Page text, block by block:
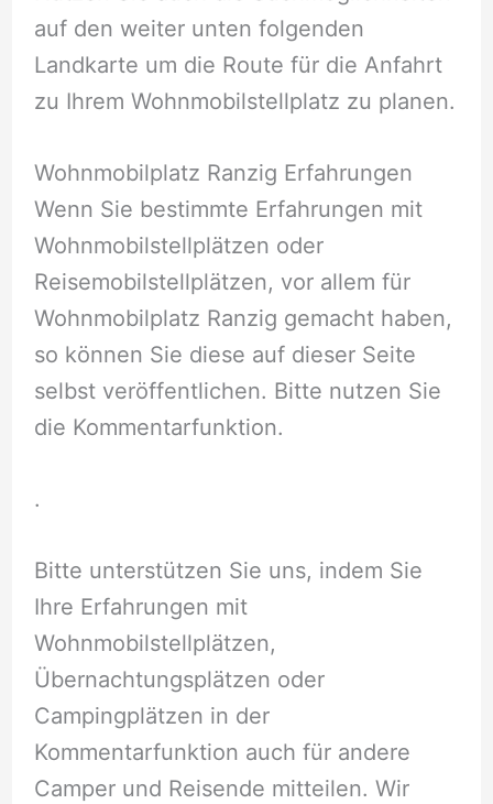
auf den weiter unten folgenden
Landkarte um die Route für die Anfahrt
zu Ihrem Wohnmobilstellplatz zu planen.
Wohnmobilplatz Ranzig Erfahrungen
Wenn Sie bestimmte Erfahrungen mit
Wohnmobilstellplätzen oder
Reisemobilstellplätzen, vor allem für
Wohnmobilplatz Ranzig gemacht haben,
so können Sie diese auf dieser Seite
selbst veröffentlichen. Bitte nutzen Sie
die Kommentarfunktion.
.
Bitte unterstützen Sie uns, indem Sie
Ihre Erfahrungen mit
Wohnmobilstellplätzen,
Übernachtungsplätzen oder
Campingplätzen in der
Kommentarfunktion auch für andere
Camper und Reisende mitteilen. Wir